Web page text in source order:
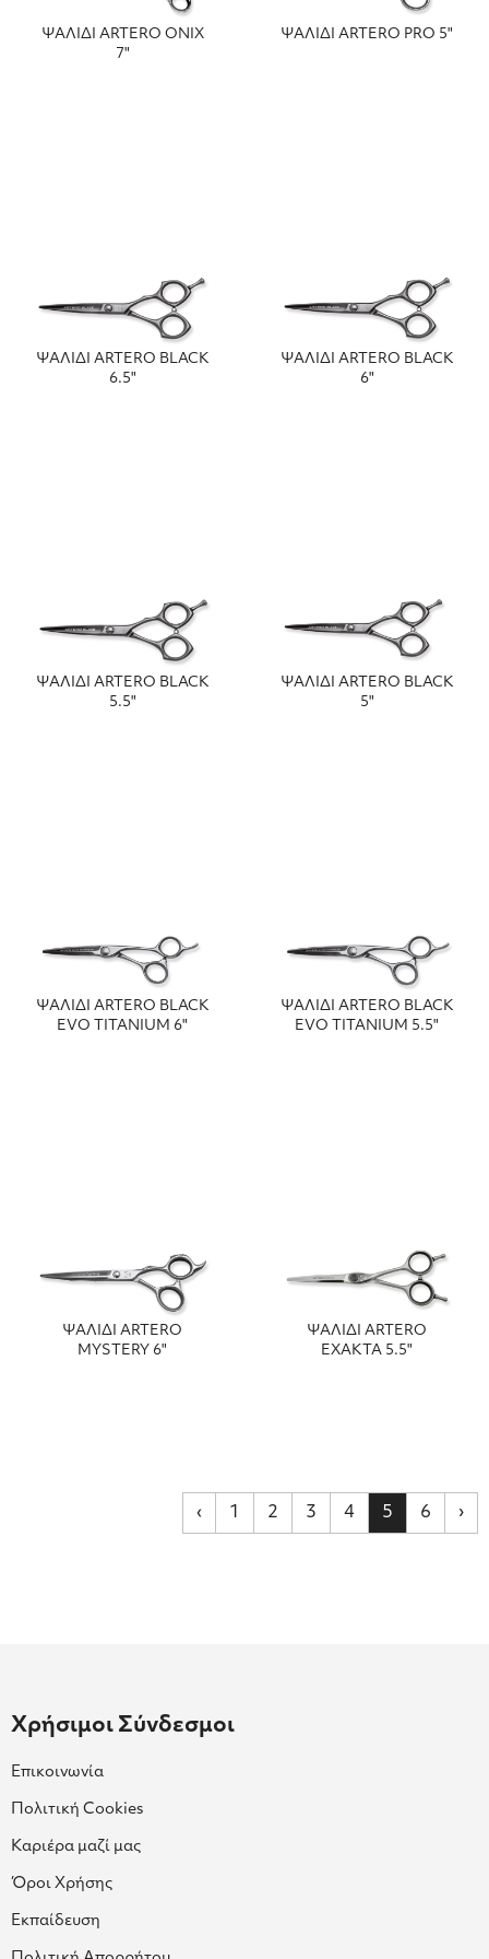
ΨΑΛΙΔΙ ARTERO ONIX
7"
ΨΑΛΙΔΙ ARTERO PRO 5"
ΨΑΛΙΔΙ ARTERO BLACK
6.5"
ΨΑΛΙΔΙ ARTERO BLACK
6"
ΨΑΛΙΔΙ ARTERO BLACK
5.5"
ΨΑΛΙΔΙ ARTERO BLACK
5"
ΨΑΛΙΔΙ ARTERO BLACK
EVO TITANIUM 6"
ΨΑΛΙΔΙ ARTERO BLACK
EVO TITANIUM 5.5"
ΨΑΛΙΔΙ ARTERO
MYSTERY 6"
ΨΑΛΙΔΙ ARTERO
EXAKTA 5.5"
‹ 1 2 3 4 5 6 ›
Χρήσιμοι Σύνδεσμοι
Επικοινωνία
Πολιτική Cookies
Καριέρα μαζί μας
Όροι Χρήσης
Εκπαίδευση